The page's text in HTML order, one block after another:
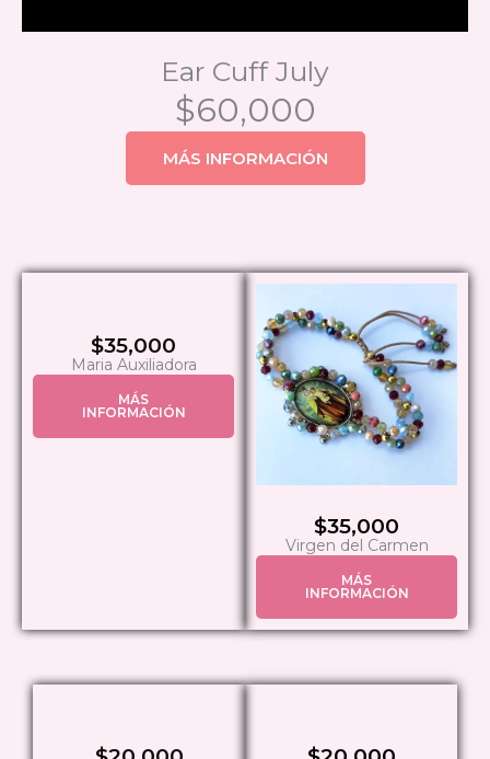
Ear Cuff July
$60,000
MÁS INFORMACIÓN
$35,000
Maria Auxiliadora
MÁS
INFORMACIÓN
$35,000
Virgen del Carmen
MÁS
INFORMACIÓN